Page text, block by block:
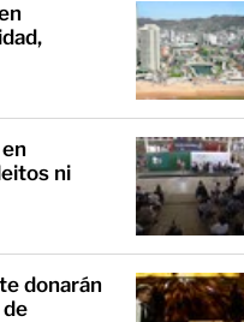
ni
donarán